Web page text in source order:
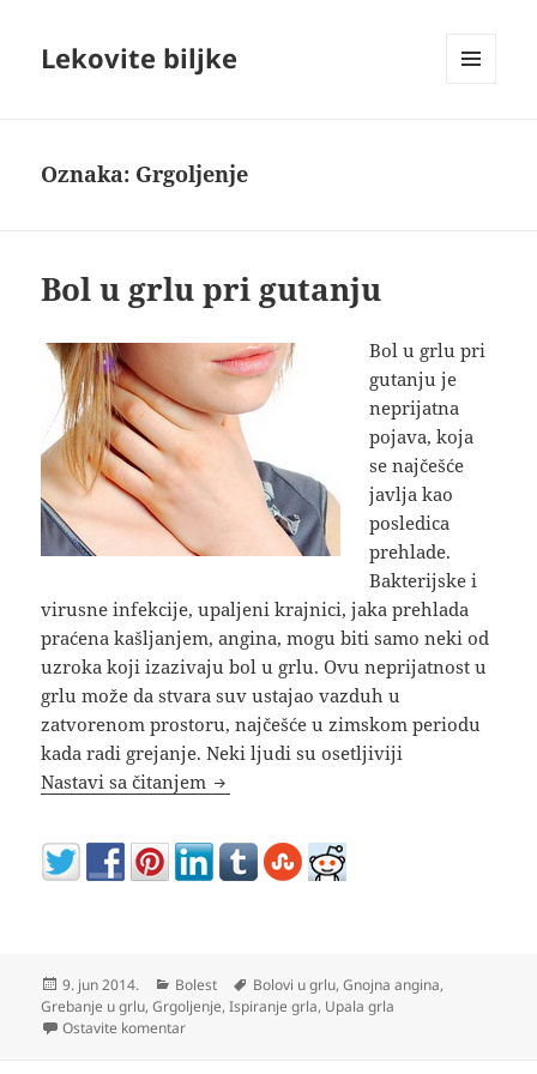
Lekovite biljke
Oznaka: Grgoljenje
Bol u grlu pri gutanju
Bol u grlu pri
gutanju je
neprijatna
pojava, koja
se najčešće
javlja kao
posledica
prehlade.
Bakterijske i
virusne infekcije, upaljeni krajnici, jaka prehlada
praćena kašljanjem, angina, mogu biti samo neki od
uzroka koji izazivaju bol u grlu. Ovu neprijatnost u
grlu može da stvara suv ustajao vazduh u
zatvorenom prostoru, najčešće u zimskom periodu
kada radi grejanje. Neki ljudi su osetljiviji
Nastavi sa čitanjem Bol u grlu pri gutanju
Objavljeno
9. jun 2014. Kategorije
Bolest Oznake
Bolovi u grlu,Gnojna angina,
Grebanje u grlu,Grgoljenje,Ispiranje grla, Upala grla
Ostavite komentarna Bol u grlu pri gutanju